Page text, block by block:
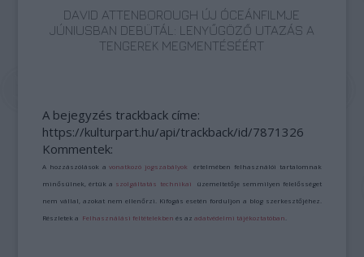
DAVID ATTENBOROUGH ÚJ ÓCEÁNFILMJE
JÚNIUSBAN DEBÜTÁL: LENYŰGÖZŐ UTAZÁS A
TENGEREK MEGMENTÉSÉÉRT
A bejegyzés trackback címe:
https://kulturpart.hu/api/trackback/id/7871326
Kommentek:
A hozzászólások avonatkozó jogszabályok értelmében felhasználói tartalomnak
minősülnek, értük a szolgáltatás technikai üzemeltetője semmilyen felelősséget
nem vállal, azokat nem ellenőrzi. Kifogás esetén forduljon a blog szerkesztőjéhez.
Részletek a Felhasználási feltételekben és azadatvédelmi tájékoztatóban